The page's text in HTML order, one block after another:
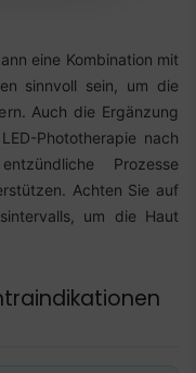
eine Kombination mit
sinnvoll sein, um die
Auch die Ergänzung
Phototherapie nach
Prozesse
Achten Sie auf
um die Haut